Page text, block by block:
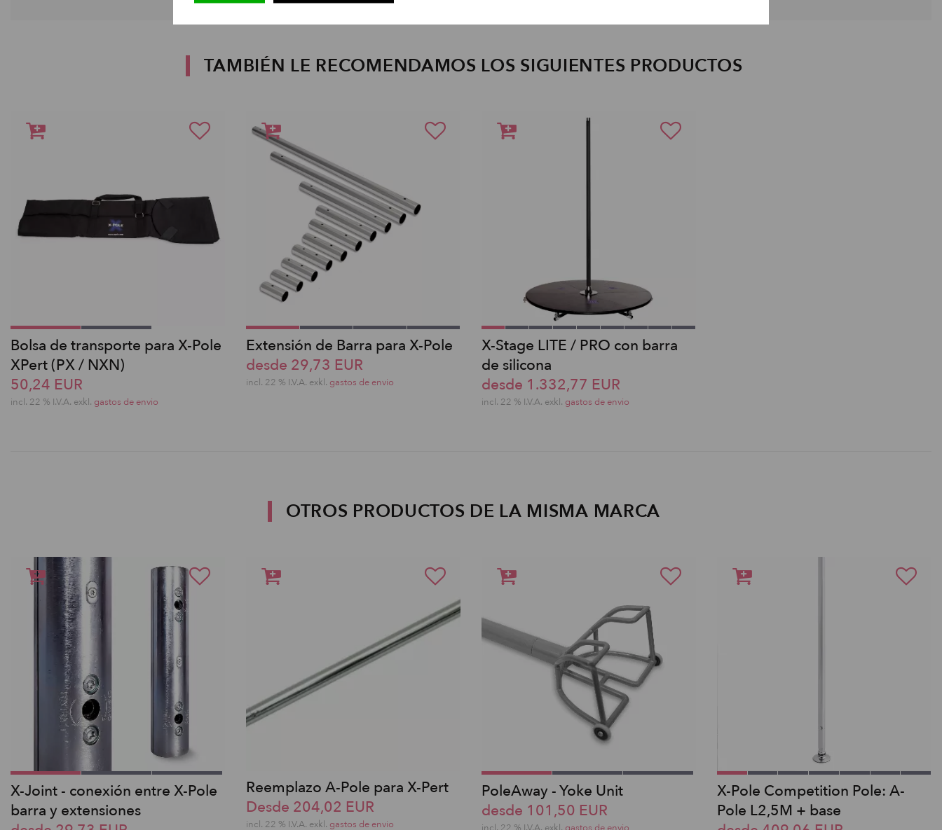
TAMBIÉN LE RECOMENDAMOS LOS SIGUIENTES PRODUCTOS
Bolsa de transporte para X-Pole
XPert (PX / NXN)
50,24 EUR
incl. 22 % I.V.A. exkl. gastos de envio
Extensión de Barra para X-Pole
desde 29,73 EUR
incl. 22 % I.V.A. exkl. gastos de envio
X-Stage LITE / PRO con barra
de silicona
desde 1.332,77 EUR
incl. 22 % I.V.A. exkl. gastos de envio
OTROS PRODUCTOS DE LA MISMA MARCA
X-Joint - conexión entre X-Pole
barra y extensiones
Reemplazo A-Pole para X-Pert
Desde 204,02 EUR
incl. 22 % I.V.A. exkl. gastos de envio
PoleAway - Yoke Unit
desde 101,50 EUR
X-Pole Competition Pole: A-
Pole L2,5M + base